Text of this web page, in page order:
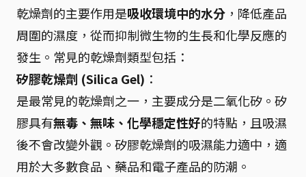
乾燥劑的主要作用是吸收環境中的水分 ，降低產品
周圍的濕度，從而抑制微生物的生長和化學反應的
發生。常見的乾燥劑類型包括：
矽膠乾燥劑 (Silica Gel) ：
是最常見的乾燥劑之一，主要成分是二氧化矽。矽
膠具有無毒、無味、化學穩定性好的特點，且吸濕
後不會改變外觀。矽膠乾燥劑的吸濕能力適中，適
用於大多數食品、藥品和電子產品的防潮。